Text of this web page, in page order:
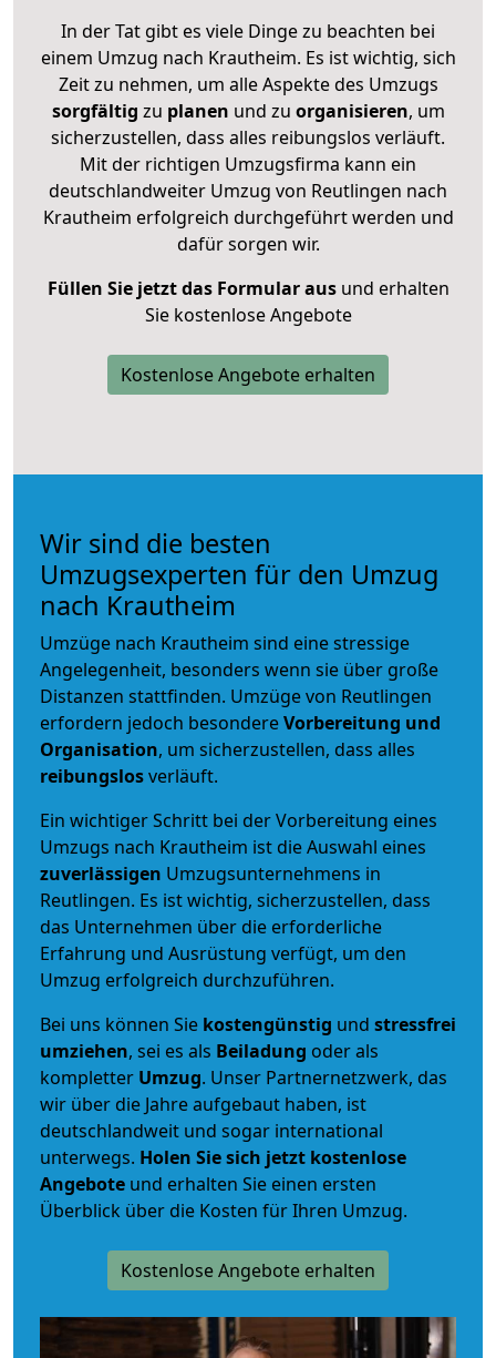
In der Tat gibt es viele Dinge zu beachten bei
einem Umzug nach Krautheim. Es ist wichtig, sich
Zeit zu nehmen, um alle Aspekte des Umzugs
sorgfältig zu planen und zu organisieren, um
sicherzustellen, dass alles reibungslos verläuft.
Mit der richtigen Umzugsfirma kann ein
deutschlandweiter Umzug von Reutlingen nach
Krautheim erfolgreich durchgeführt werden und
dafür sorgen wir.
Füllen Sie jetzt das Formular ausund erhalten
Sie kostenlose Angebote
Kostenlose Angebote erhalten
Wir sind die besten
Umzugsexperten für den Umzug
nach Krautheim
Umzüge nach Krautheim sind eine stressige
Angelegenheit, besonders wenn sie über große
Distanzen stattfinden. Umzüge von Reutlingen
erfordern jedoch besondereVorbereitung und
Organisation, um sicherzustellen, dass alles
reibungslosverläuft.
Ein wichtiger Schritt bei der Vorbereitung eines
Umzugs nach Krautheim ist die Auswahl eines
zuverlässigen Umzugsunternehmens in
Reutlingen. Es ist wichtig, sicherzustellen, dass
das Unternehmen über die erforderliche
Erfahrung und Ausrüstung verfügt, um den
Umzug erfolgreich durchzuführen.
Bei uns können Sie kostengünstig und stressfrei
umziehen, sei es als Beiladung oder als
kompletter Umzug. Unser Partnernetzwerk, das
wir über die Jahre aufgebaut haben, ist
deutschlandweit und sogar international
unterwegs. Holen Sie sich jetzt kostenlose
Angebote und erhalten Sie einen ersten
Überblick über die Kosten für Ihren Umzug.
Kostenlose Angebote erhalten